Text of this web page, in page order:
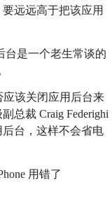
远远高于把该应用
台是一个老生常谈的
应该关闭应用后台来
总裁 Craig Federighi
台，这样不会省电